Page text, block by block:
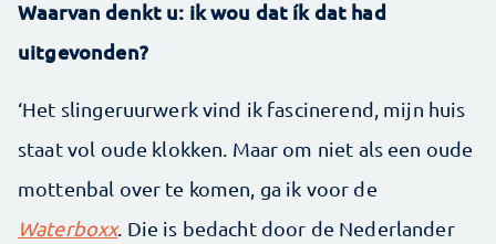
Waarvan denkt u: ik wou dat ík dat had
uitgevonden?
‘Het slingeruurwerk vind ik fascinerend, mijn huis
staat vol oude klokken. Maar om niet als een oude
mottenbal over te komen, ga ik voor de
Waterboxx. Die is bedacht door de Nederlander